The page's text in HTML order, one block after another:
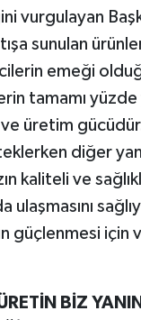
vurgulayan
sunulan
emeği
tamamı
üretim
diğer
kaliteli ve
ulaşmasını
güçlenmesi için
BİZ